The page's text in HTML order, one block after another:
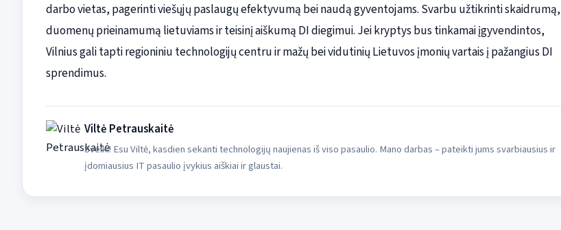
darbo vietas, pagerinti viešųjų paslaugų efektyvumą bei naudą gyventojams. Svarbu užtikrinti skaidrumą,
duomenų prieinamumą lietuviams ir teisinį aiškumą DI diegimui. Jei kryptys bus tinkamai įgyvendintos,
Vilnius gali tapti regioniniu technologijų centru ir mažų bei vidutinių Lietuvos įmonių vartais į pažangius DI
sprendimus.
Viltė Petrauskaitė
Sveiki! Esu Viltė, kasdien sekanti technologijų naujienas iš viso pasaulio. Mano darbas – pateikti jums svarbiausius ir
įdomiausius IT pasaulio įvykius aiškiai ir glaustai.